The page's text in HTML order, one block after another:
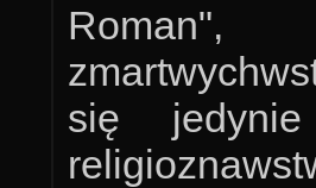
Roman",
się